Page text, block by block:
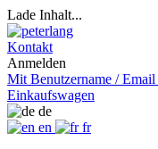
Lade Inhalt...
Kontakt
Anmelden
Mit Benutzername / Email
Einkaufswagen
de
en
fr